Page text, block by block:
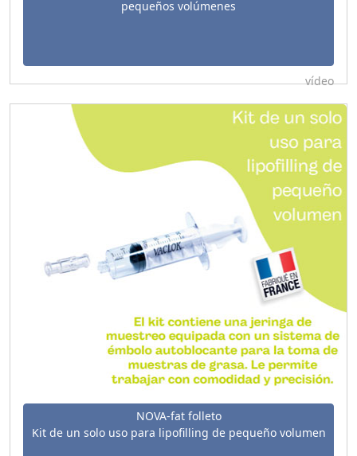
pequeños volúmenes
vídeo
NOVA-fat folleto
Kit de un solo uso para lipofilling de pequeño volumen